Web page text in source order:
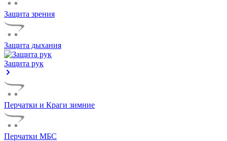
Защита зрения
Защита дыхания
Защита рук
Перчатки и Краги зимние
Перчатки МБС